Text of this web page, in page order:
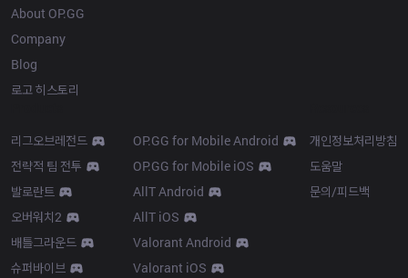
About OP.GG
Company
Blog
로고 히스토리
리그오브레전드
전략적 팀 전투
발로란트
오버워치2
배틀그라운드
슈퍼바이브
OP.GG for Mobile Android
OP.GG for Mobile iOS
AllT Android
AllT iOS
Valorant Android
Valorant iOS
개인정보처리방침
도움말
문의/피드백